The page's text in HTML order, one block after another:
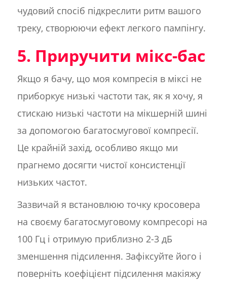
чудовий спосіб підкреслити ритм вашого
треку, створюючи ефект легкого пампінгу.
5. Приручити мікс-бас
Якщо я бачу, що моя компресія в міксі не
приборкує низькі частоти так, як я хочу, я
стискаю низькі частоти на мікшерній шині
за допомогою багатосмугової компресії.
Це крайній захід, особливо якщо ми
прагнемо досягти чистої консистенції
низьких частот.
Зазвичай я встановлюю точку кросовера
на своєму багатосмуговому компресорі на
100 Гц і отримую приблизно 2-3 дБ
зменшення підсилення. Зафіксуйте його і
поверніть коефіцієнт підсилення макіяжу